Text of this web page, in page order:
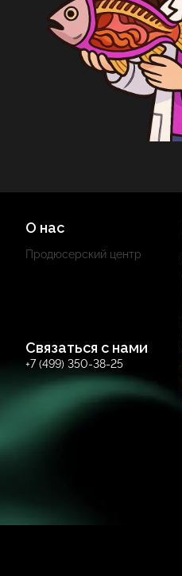
О нас
Продюсерский центр
Связаться с нами
+7 (499) 350-38-25